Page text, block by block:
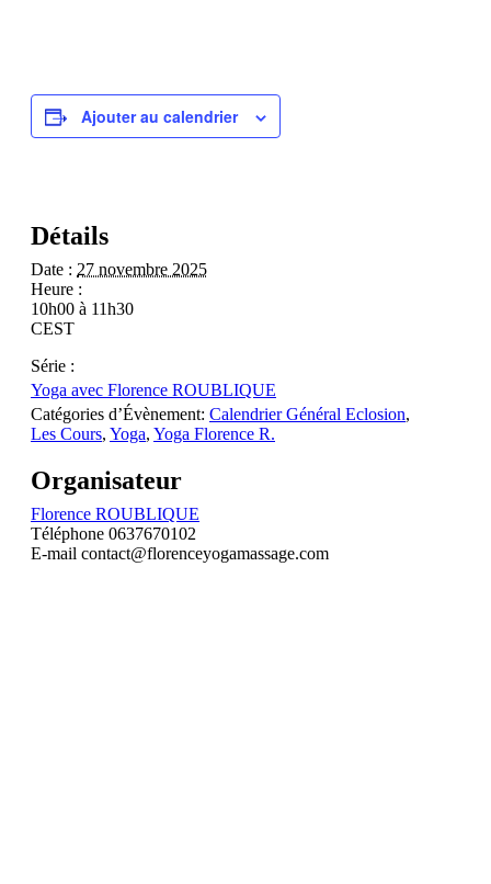
Ajouter au calendrier
Détails
Date : 27 novembre 2025
Heure :
10h00 à 11h30
CEST
Série :
Yoga avec Florence ROUBLIQUE
Catégories d’Évènement: Calendrier Général Eclosion,
Les Cours, Yoga, Yoga Florence R.
Organisateur
Florence ROUBLIQUE
Téléphone 0637670102
E-mail contact@florenceyogamassage.com